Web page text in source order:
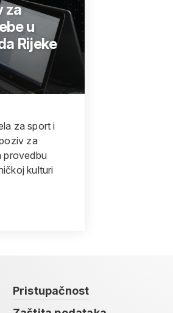
za
u
Rijeke
za sport i
za
provedbu
kulturi
Pristupačnost